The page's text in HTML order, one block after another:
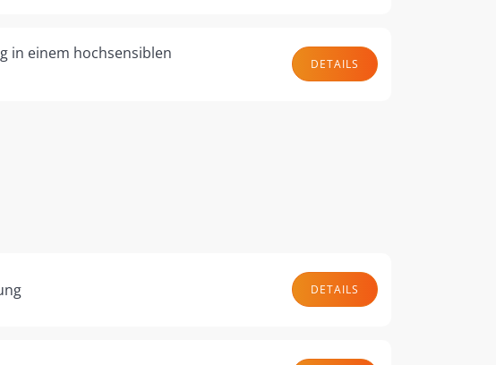
in einem hochsensiblen
DETAILS
DETAILS